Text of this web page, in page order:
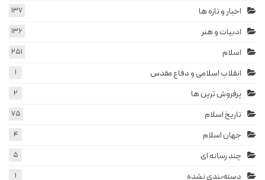
اخبار و تازه ها 137
ادبیات و هنر 136
اسلام 251
انقلاب اسلامی و دفاع مقدس 1
پرفروش ترین ها 2
تاریخ اسلام 75
جهان اسلام 4
چند رسانه ای 5
دسته‌بندی نشده 1